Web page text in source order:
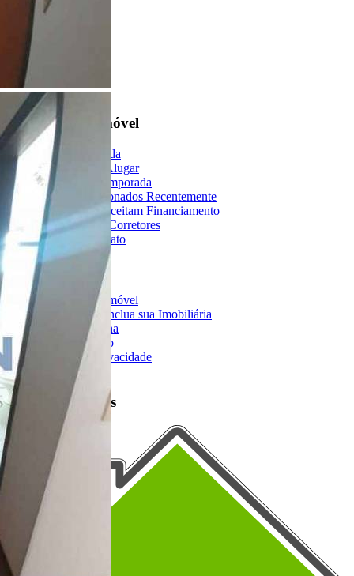
Encontre um Imóvel
Imóveis à Venda
Imóveis para Alugar
Imóveis de Temporada
Imóveis Adicionados Recentemente
Imóveis que Aceitam Financiamento
Imobiliárias e Corretores
Entre em Contato
Sobre o Portal
Anuncie seu Imóvel
Cadastre-se | Inclua sua Imobiliária
Como Funciona
Termos de Uso
Política de Privacidade
Mapa do Site
Portais Parceiros